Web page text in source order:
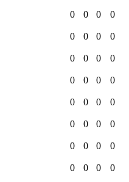
0 0 0 0
0 0 0 0
0 0 0 0
0 0 0 0
0 0 0 0
0 0 0 0
0 0 0 0
0 0 0 0